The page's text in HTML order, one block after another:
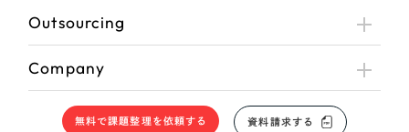
Outsourcing
Company
無料で課題整理を依頼する 資料請求する